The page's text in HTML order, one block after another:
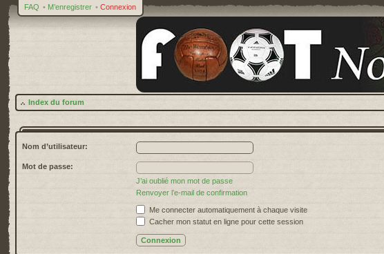
FAQ • M’enregistrer • Connexion
Index du forum
Nom d’utilisateur:
Mot de passe:
J’ai oublié mon mot de passe
Renvoyer l’e-mail de confirmation
Me connecter automatiquement à chaque visite
Cacher mon statut en ligne pour cette session